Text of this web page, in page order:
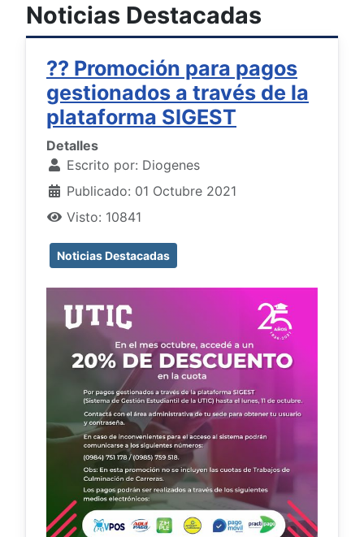
Noticias Destacadas
?? Promoción para pagos
gestionados a través de la
plataforma SIGEST
Detalles
Escrito por: Diogenes
Publicado: 01 Octubre 2021
Visto: 10841
Noticias Destacadas